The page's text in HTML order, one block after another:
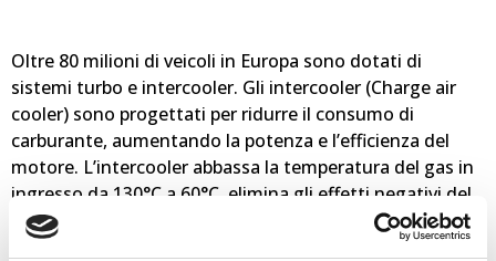
Oltre 80 milioni di veicoli in Europa sono dotati di
sistemi turbo e intercooler. Gli intercooler (Charge air
cooler) sono progettati per ridurre il consumo di
carburante, aumentando la potenza e l’efficienza del
motore. L’intercooler abbassa la temperatura del gas in
ingresso da 130°C a 60°C, elimina gli effetti negativi del
turbo e aumenta la potenza circa del 20%.
Scegli Valeo, che con la sua competenza OE nei sistemi